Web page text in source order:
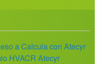
a Calcula con Atecyr
HVACR Atecyr